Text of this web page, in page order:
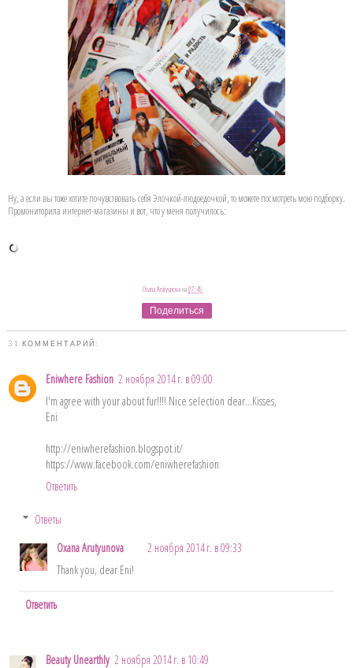
Ну, а если вы тоже хотите почувствовать себя Элочкой-людоедочкой, то можете посмотреть мою подборку.
Промониторила интернет-магазины и вот, что у меня получилось:
Oxana Arutyunovaна07:45
Поделиться
31 КОММЕНТАРИЙ:
Eniwhere Fashion 2 ноября 2014 г. в 09:00
I'm agree with your about fur!!!! Nice selection dear...Kisses,
Eni
http://eniwherefashion.blogspot.it/
https://www.facebook.com/eniwherefashion
Ответить
Ответы
Oxana Arutyunova
2 ноября 2014 г. в 09:33
Thank you, dear Eni!
Ответить
Beauty Unearthly 2 ноября 2014 г. в 10:49